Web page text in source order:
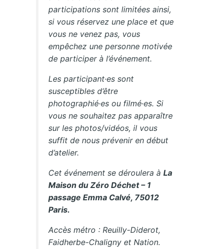
participations sont limitées ainsi,
si vous réservez une place et que
vous ne venez pas, vous
empêchez une personne motivée
de participer à l’événement.
Les participant·es sont
susceptibles d’être
photographié·es ou filmé·es. Si
vous ne souhaitez pas apparaître
sur les photos/vidéos, il vous
suffit de nous prévenir en début
d’atelier.
Cet événement se déroulera àLa
Maison du Zéro Déchet – 1
passage Emma Calvé, 75012
Paris.
Accès métro : Reuilly-Diderot,
Faidherbe-Chaligny et Nation.